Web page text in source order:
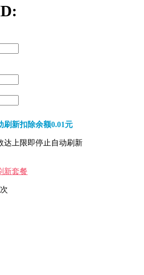
刷新扣除余额0.01元
达上限即停止自动刷新
新套餐
次